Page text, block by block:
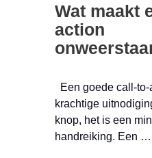
Wat maakt
action
Een goede call-
krachtige
knop, het is een
handreiking. Een …